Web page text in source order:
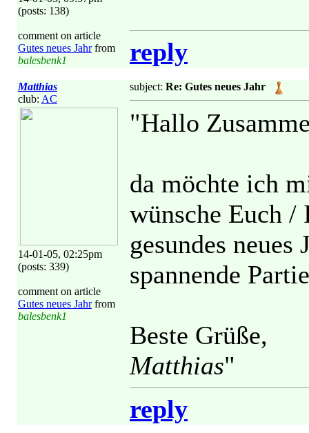
(posts: 138)
comment on article
Gutes neues Jahrfrom
balesbenk1
reply
Matthias
club: AC
14-01-05, 02:25pm
(posts: 339)
comment on article
Gutes neues Jahrfrom
balesbenk1
subject: Re: Gutes neues Jahr
"Hallo
da möchte ich
wünsche Euch /
gesundes
spannende
Beste Grüße,
Matthias"
reply